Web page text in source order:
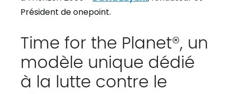
Président de onepoint.
Time for the Planet®, un
modèle unique dédié
à la lutte contre le